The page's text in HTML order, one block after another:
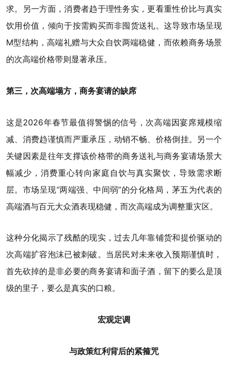
求。另一方面，消费者趋于理性务实，更看重性价比与真实
饮用价值，倾向于按需购买而非囤货送礼。这导致市场呈现
M型结构，高端礼赠与大众自饮两端稳健，而依赖商务场景
的次高端价格带则显著承压。
第三，次高端塌方，商务宴请的缺席
这是2026年春节最值得警惕的信号，次高端因宴席规模缩
减、消费趋谨慎而严重承压，动销不畅、价格倒挂。另一个
关键因素是往年支撑该价格带的商务送礼与商务宴请场景大
幅减少，消费重心转向家庭自饮与真实聚饮，导致需求断
层。市场呈现“两端强、中间弱”的分化格局，茅五为代表的
高端酒与百元大众酒表现稳健，而次高端成为调整重灾区。
这种分化揭示了残酷的现实，过去几年靠铺货和提价驱动的
次高端扩容泡沫已被刺破。当居民对未来收入预期谨慎时，
首先砍掉的是非必要的商务宴请和面子酒，留下的要么是顶
级的里子，要么是真实的口粮。
宏观定调
与政策红利背后的紧箍咒